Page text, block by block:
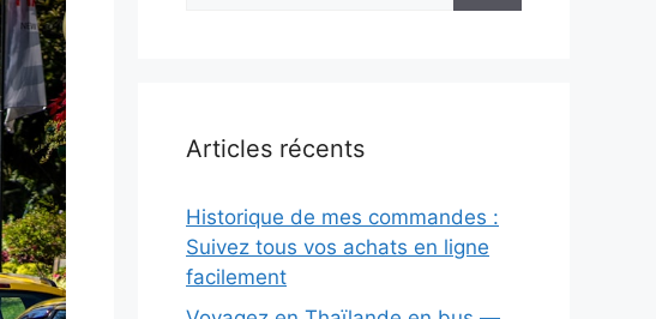
Articles récents
Historique de mes commandes :
Suivez tous vos achats en ligne
facilement